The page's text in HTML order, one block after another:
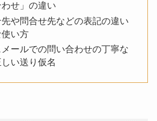
わせ」の違い
や問合せ先などの表記の違い
い方
メールでの問い合わせの丁寧な
い送り仮名